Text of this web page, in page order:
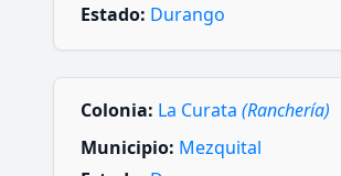
Estado: Durango
Colonia: La Curata (Ranchería)
Municipio: Mezquital